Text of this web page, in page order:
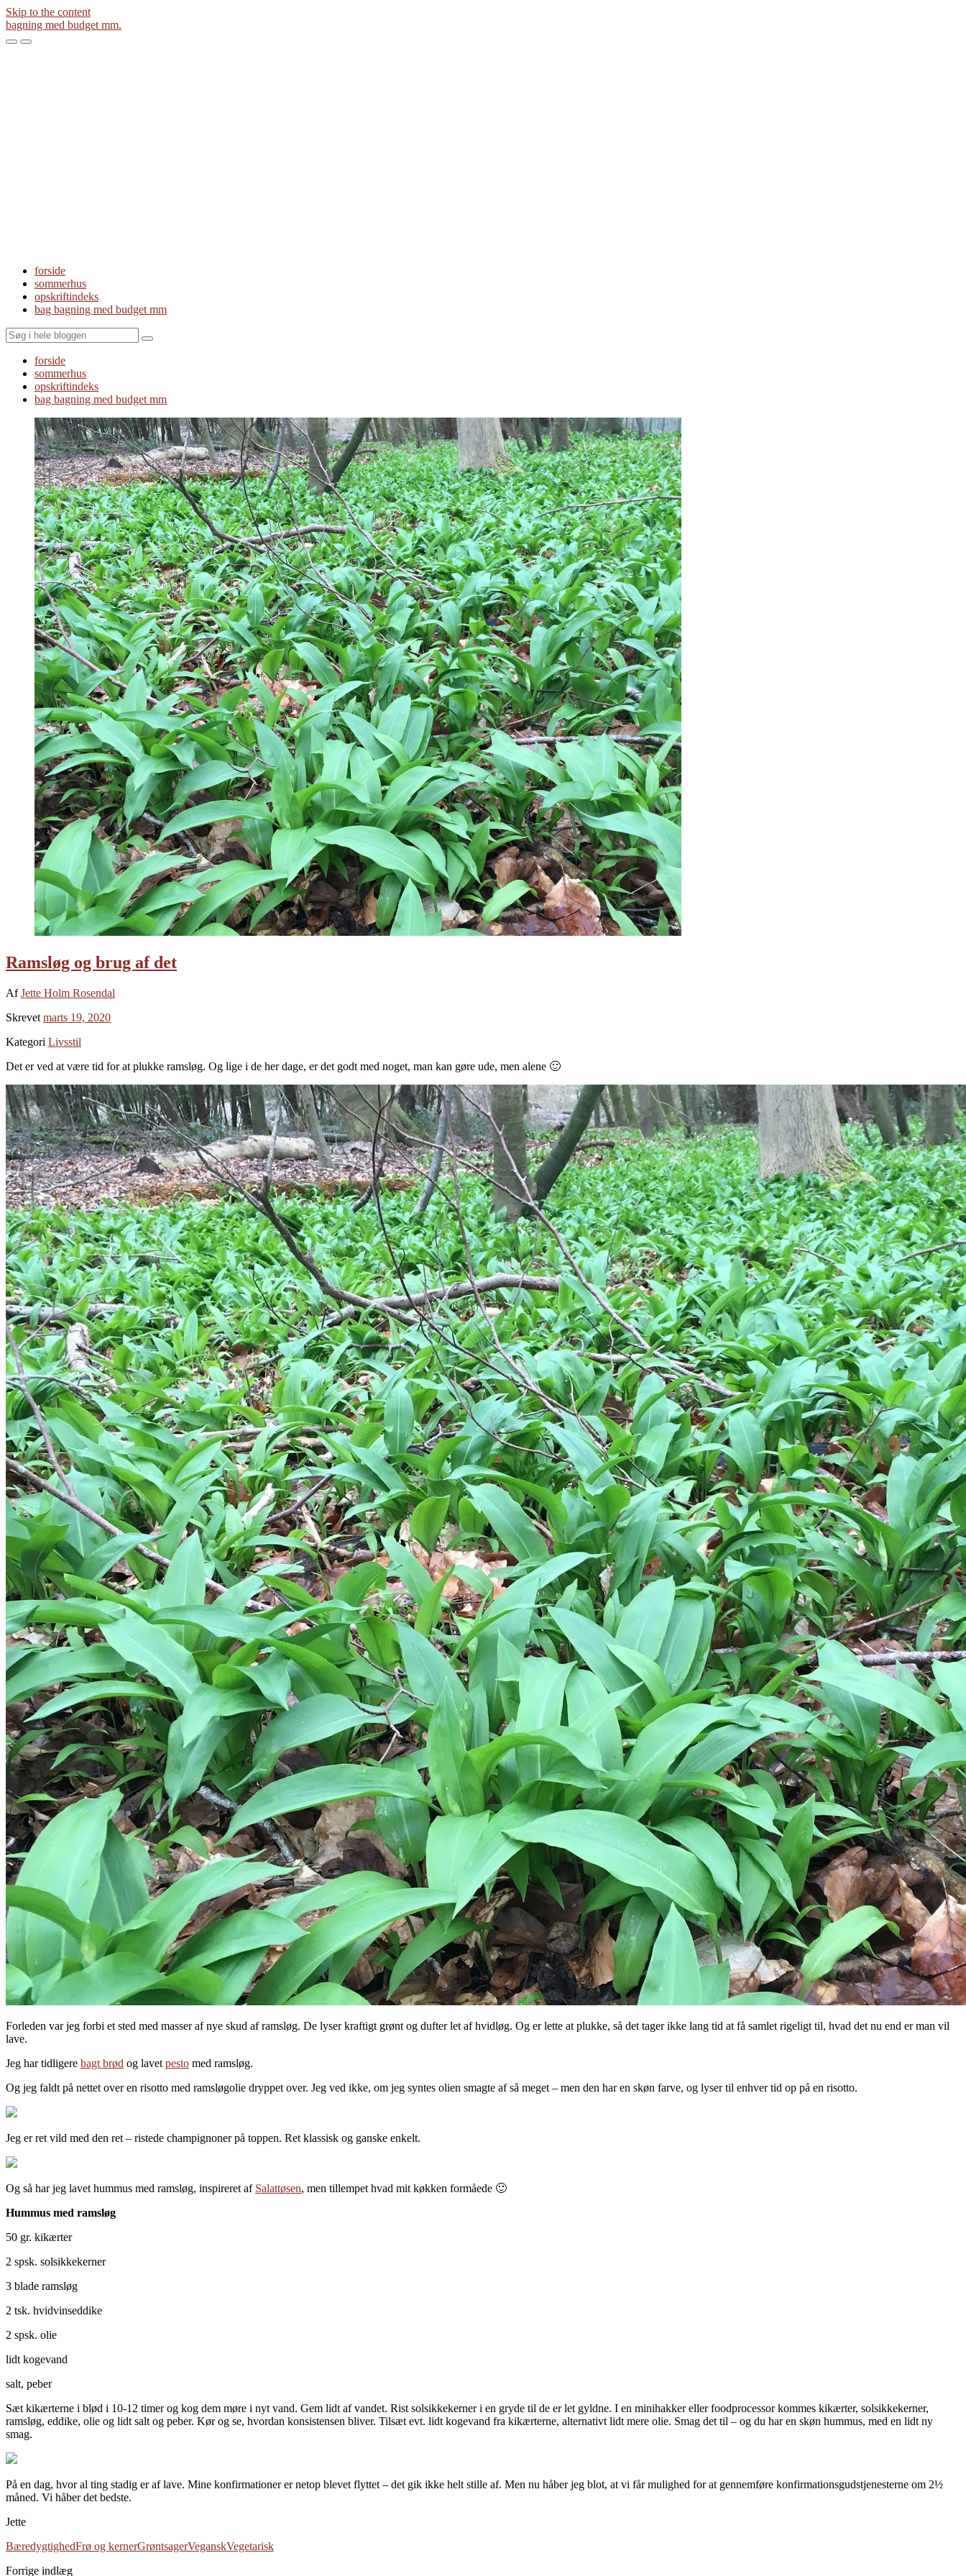
Skip to the content
bagning med budget mm.
ToggleToggle
forside
sommerhus
opskriftindeks
bag bagning med budget mm
Search
forside
sommerhus
opskriftindeks
bag bagning med budget mm
Ramsløg og brug af det
AfJette Holm Rosendal
Skrevet marts 19, 2020
Kategori Livsstil
Det er ved at være tid for at plukke ramsløg. Og lige i de her dage, er det godt med noget, man kan gøre ude, men alene 🙂
Forleden var jeg forbi et sted med masser af nye skud af ramsløg. De lyser kraftigt grønt og dufter let af hvidløg. Og er lette at plukke, så det tager ikke lang tid at få samlet rigeligt til, hvad det nu end er man vil
lave.
Jeg har tidligere bagt brød og lavet pesto med ramsløg.
Og jeg faldt på nettet over en risotto med ramsløgolie dryppet over. Jeg ved ikke, om jeg syntes olien smagte af så meget – men den har en skøn farve, og lyser til enhver tid op på en risotto.
Jeg er ret vild med den ret – ristede champignoner på toppen. Ret klassisk og ganske enkelt.
Og så har jeg lavet hummus med ramsløg, inspireret af Salattøsen, men tillempet hvad mit køkken formåede 🙂
Hummus med ramsløg
50 gr. kikærter
2 spsk. solsikkekerner
3 blade ramsløg
2 tsk. hvidvinseddike
2 spsk. olie
lidt kogevand
salt, peber
Sæt kikærterne i blød i 10-12 timer og kog dem møre i nyt vand. Gem lidt af vandet. Rist solsikkekerner i en gryde til de er let gyldne. I en minihakker eller foodprocessor kommes kikærter, solsikkekerner,
ramsløg, eddike, olie og lidt salt og peber. Kør og se, hvordan konsistensen bliver. Tilsæt evt. lidt kogevand fra kikærterne, alternativt lidt mere olie. Smag det til – og du har en skøn hummus, med en lidt ny
smag.
På en dag, hvor al ting stadig er af lave. Mine konfirmationer er netop blevet flyttet – det gik ikke helt stille af. Men nu håber jeg blot, at vi får mulighed for at gennemføre konfirmationsgudstjenesterne om 2½
måned. Vi håber det bedste.
Jette
BæredygtighedFrø og kernerGrøntsagerVeganskVegetarisk
Forrige indlæg